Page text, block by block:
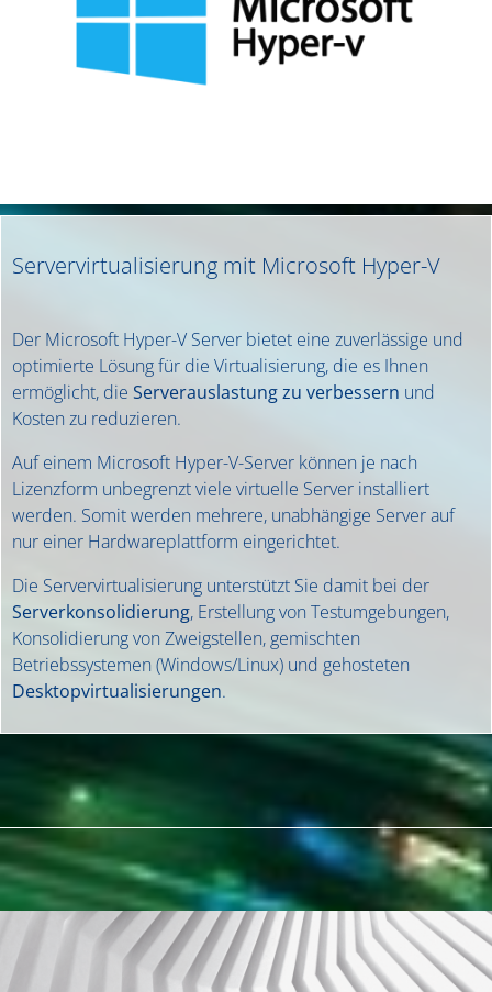
Servervirtualisierung mit Microsoft Hyper-V
Der Microsoft Hyper-V Server bietet eine zuverlässige und
optimierte Lösung für die Virtualisierung, die es Ihnen
ermöglicht, die Serverauslastung zu verbessern und
Kosten zu reduzieren.
Auf einem Microsoft Hyper-V-Server können je nach
Lizenzform unbegrenzt viele virtuelle Server installiert
werden. Somit werden mehrere, unabhängige Server auf
nur einer Hardwareplattform eingerichtet.
Die Servervirtualisierung unterstützt Sie damit bei der
Serverkonsolidierung, Erstellung von Testumgebungen,
Konsolidierung von Zweigstellen, gemischten
Betriebssystemen (Windows/Linux) und gehosteten
Desktopvirtualisierungen.